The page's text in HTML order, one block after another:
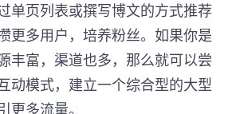
单页列表或撰写博文的方式推荐
更多用户，培养粉丝。如果你是
丰富，渠道也多，那么就可以尝
动模式，建立一个综合型的大型
更多流量。